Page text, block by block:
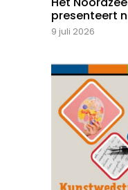
presenteert
9 juli 2026